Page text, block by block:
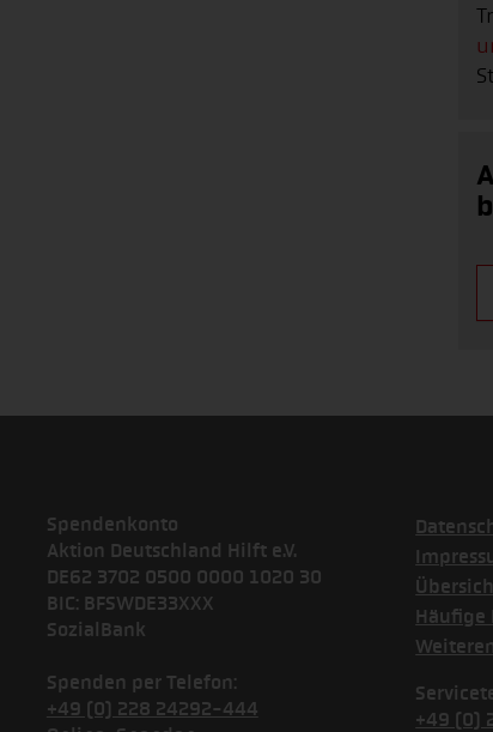
Spendenkonto
Aktion Deutschland Hilft e.V.
DE62 3702 0500 0000 1020 30
BIC: BFSWDE33XXX
SozialBank
Spenden per Telefon:
+49 (0) 228 24292-444
Häufige
+49 (0)